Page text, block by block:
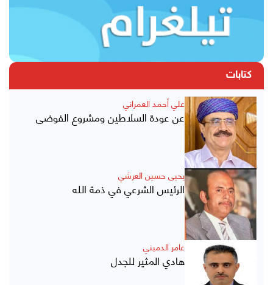
كتابات
علي أحمد العمراني
عن عودة السلاطين ومشروع الفوضى
يحيى حسين العرشي
الرئيس الشرعي في ذمة الله
عامر الدميني
هادي المثير للجدل